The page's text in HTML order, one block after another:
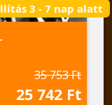
3 - 7 nap alatt
35 753 Ft
25 742 Ft